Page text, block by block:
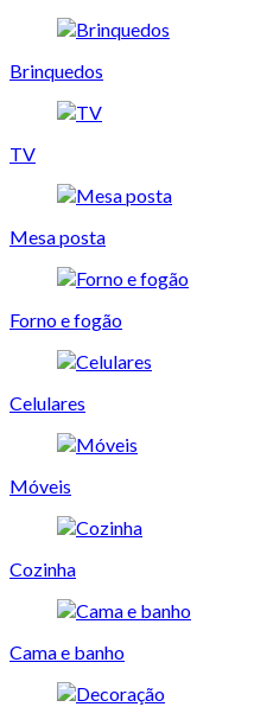
Brinquedos
TV
Mesa posta
Forno e fogão
Celulares
Móveis
Cozinha
Cama e banho